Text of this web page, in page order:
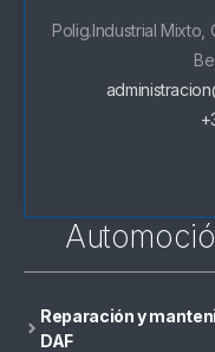
Reparación y
DAF
Polig.Industrial Mixto,